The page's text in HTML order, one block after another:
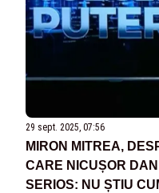
29 sept. 2025, 07:56
MIRON MITREA,
CARE NICUȘOR
SERIOS: NU ȘTIU